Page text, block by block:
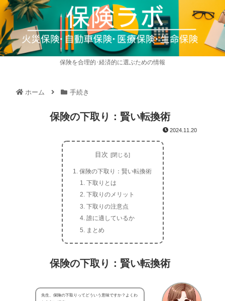
保険を合理的･経済的に選ぶための情報
ホーム 手続き
保険の下取り：賢い転換術
2024.11.20
目次
保険の下取り：賢い転換術
下取りとは
下取りのメリット
下取りの注意点
誰に適しているか
まとめ
保険の下取り：賢い転換術
先生、保険の下取りってどういう意味ですか？よくわ